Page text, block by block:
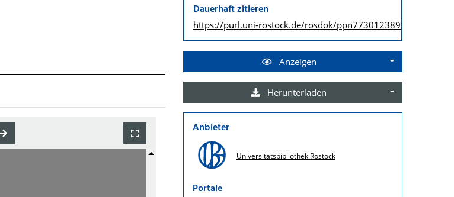
Dauerhaft zitieren
https://purl.uni-rostock.de/rosdok/ppn773012389
Anzeigen
Herunterladen
Anbieter
Universitätsbibliothek Rostock
Portale